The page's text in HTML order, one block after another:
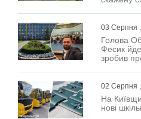
03 Серпня
Голова
Фесик
зробив
02 Серпня
На
нові